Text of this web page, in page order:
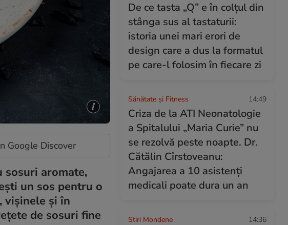
Google Discover
sosuri aromate,
un sos pentru o
vișinele și în
de sosuri fine
De ce tasta „Q” e în colțul din
stânga sus al tastaturii:
istoria unei mari erori de
design care a dus la formatul
pe care-l folosim în fiecare zi
Sănătate și Fitness 14:49
Criza de la ATI Neonatologie
a Spitalului „Maria Curie” nu
se rezolvă peste noapte. Dr.
Cătălin Cîrstoveanu:
Angajarea a 10 asistenți
medicali poate dura un an
Stiri Mondene 14:36